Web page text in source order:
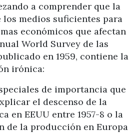
a comprender que la
medios suficientes para
económicos que afectan
World Survey de las
en 1959, contiene la
irónica:
de importancia que
el descenso de la
en EEUU entre 1957-8 o la
de la producción en Europa